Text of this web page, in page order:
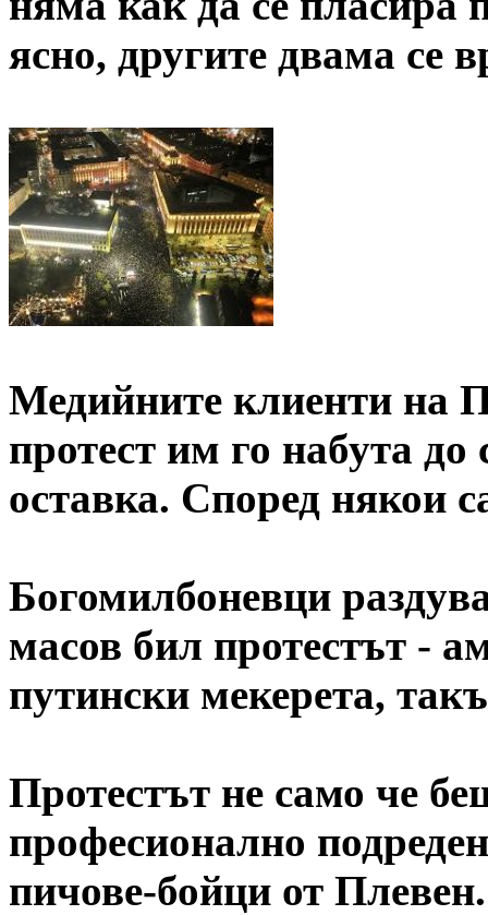
ясно, другите двама се
Медийните клиенти на
протест им го набута
оставка. Според някои
Богомилбоневци
масов бил протестът -
путински мекерета,
Протестът не само че
професионално
пичове-бойци от Плевен.